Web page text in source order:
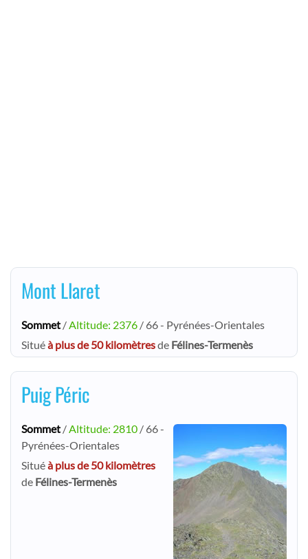
Mont Llaret
Sommet /Altitude: 2376 / 66 - Pyrénées-Orientales
Situéà plus de 50 kilomètresde Félines-Termenès
Puig Péric
Sommet /Altitude: 2810 / 66 -
Pyrénées-Orientales
Situéà plus de 50 kilomètres
de Félines-Termenès